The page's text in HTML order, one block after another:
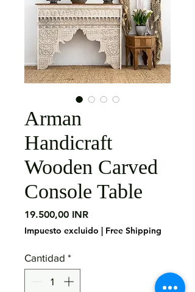
Arman
Handicraft
Wooden Carved
Console Table
19.500,00 INRPrecio
Impuesto excluido | Free Shipping
Cantidad *